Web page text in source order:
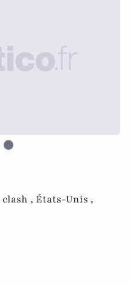
clash , États-Unis ,